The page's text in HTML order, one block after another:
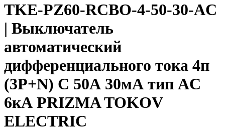
TKE-PZ60-RCBO-4-50-30-AC
| Выключатель
автоматический
дифференциального тока 4п
(3P+N) C 50А 30мА тип AC
6кА PRIZMA TOKOV
ELECTRIC